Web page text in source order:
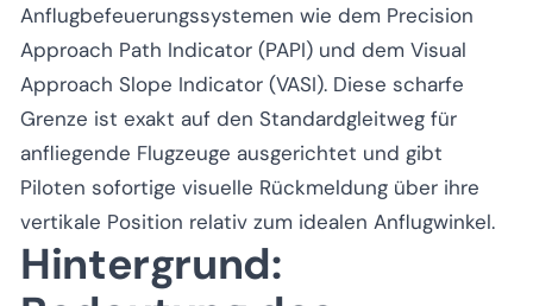
Anflugbefeuerungssystemen wie dem Precision
Approach Path Indicator (PAPI) und dem Visual
Approach Slope Indicator (VASI). Diese scharfe
Grenze ist exakt auf den Standardgleitweg für
anfliegende Flugzeuge ausgerichtet und gibt
Piloten sofortige visuelle Rückmeldung über ihre
vertikale Position relativ zum idealen Anflugwinkel.
Hintergrund: